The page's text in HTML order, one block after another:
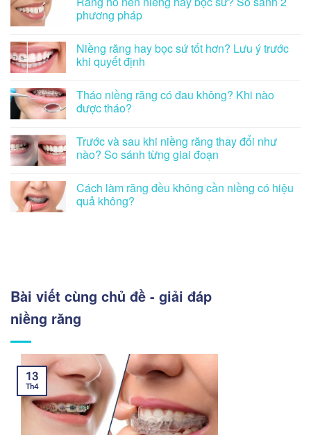
phương pháp
Niềng răng hay bọc sứ tốt hơn? Lưu ý trước
khi quyết định
Tháo niềng răng có đau không? Khi nào
được tháo?
Trước và sau khi niềng răng thay đổi như
nào? So sánh từng giai đoạn
Cách làm răng đều không cần niềng có hiệu
quả không?
Bài viết cùng chủ đề - giải đáp
niềng răng
13
Th4